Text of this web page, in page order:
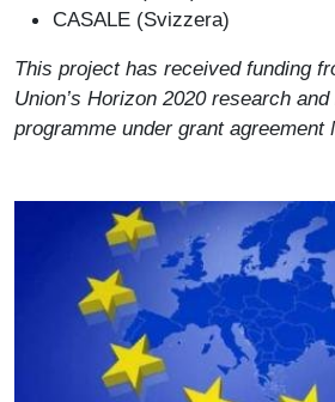
CASALE (Svizzera)
This project has received funding
Union’s Horizon 2020 research
programme under grant agreement